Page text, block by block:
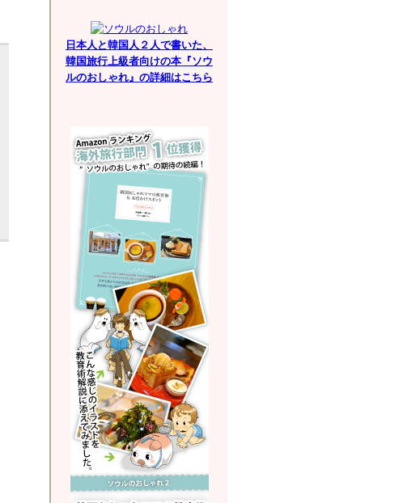
日本人と韓国人２人で書いた、
韓国旅行上級者向けの本『ソウ
ルのおしゃれ』の詳細はこちら